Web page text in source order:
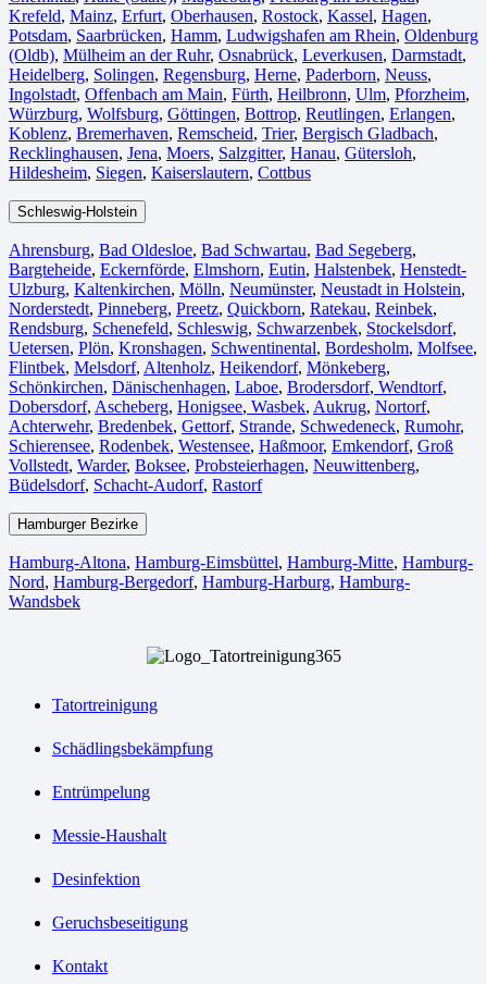
Krefeld⁠, Mainz⁠, Erfurt, Oberhausen⁠, Rostock⁠, Kassel⁠, Hagen,
Potsdam, Saarbrücken⁠, Hamm, Ludwigshafen am Rhein⁠, Oldenburg
(Oldb), Mülheim an der Ruhr, Osnabrück⁠, Leverkusen, Darmstadt⁠,
Heidelberg, Solingen, Regensburg, Herne⁠, Paderborn, Neuss,
Ingolstadt, Offenbach am Main, Fürth⁠, Heilbronn, Ulm⁠, Pforzheim,
Würzburg, Wolfsburg⁠, Göttingen, Bottrop, Reutlingen, Erlangen⁠,
Koblenz, Bremerhaven⁠, Remscheid, Trier⁠, Bergisch Gladbach,
Recklinghausen, Jena⁠, Moers⁠, Salzgitter⁠, Hanau, Gütersloh,
Hildesheim⁠, Siegen⁠, Kaiserslautern⁠, Cottbus⁠
Schleswig-Holstein
Ahrensburg, Bad Oldesloe, Bad Schwartau, Bad Segeberg,
Bargteheide, Eckernförde, Elmshorn, Eutin, Halstenbek, Henstedt-
Ulzburg, Kaltenkirchen, Mölln, Neumünster, Neustadt in Holstein,
Norderstedt, Pinneberg, Preetz, Quickborn, Ratekau, Reinbek,
Rendsburg, Schenefeld, Schleswig, Schwarzenbek, Stockelsdorf,
Uetersen, Plön, Kronshagen, Schwentinental, Bordesholm, Molfsee,
Flintbek, Melsdorf, Altenholz, Heikendorf, Mönkeberg,
Schönkirchen, Dänischenhagen, Laboe, Brodersdorf, Wendtorf,
Dobersdorf, Ascheberg, Honigsee, Wasbek, Aukrug, Nortorf,
Achterwehr, Bredenbek, Gettorf, Strande, Schwedeneck, Rumohr,
Schierensee, Rodenbek, Westensee, Haßmoor, Emkendorf, Groß
Vollstedt, Warder, Boksee, Probsteierhagen, Neuwittenberg,
Büdelsdorf, Schacht-Audorf, Rastorf
Hamburger Bezirke
Hamburg-Altona, Hamburg-Eimsbüttel, Hamburg-Mitte, Hamburg-
Nord, Hamburg-Bergedorf, Hamburg-Harburg, Hamburg-
Wandsbek
Tatortreinigung
Schädlingsbekämpfung
Entrümpelung
Messie-Haushalt
Desinfektion
Geruchsbeseitigung
Kontakt